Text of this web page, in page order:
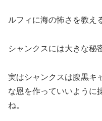
ルフィに海の怖さを教え
シャンクスには大きな秘
実はシャンクスは腹黒キ
な恩を作っていいように
ね。